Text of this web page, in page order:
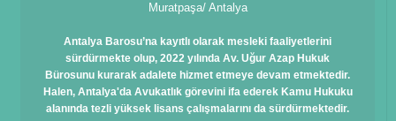
Muratpaşa/ Antalya
Antalya Barosu’na kayıtlı olarak mesleki faaliyetlerini
sürdürmekte olup, 2022 yılında Av. Uğur Azap Hukuk
Bürosunu kurarak adalete hizmet etmeye devam etmektedir.
Halen, Antalya'da Avukatlık görevini ifa ederek Kamu Hukuku
alanında tezli yüksek lisans çalışmalarını da sürdürmektedir.